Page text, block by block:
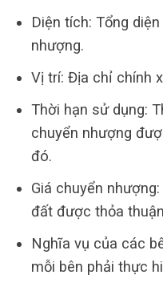
Diện tích: Tổng
nhượng.
Vị trí: Địa chỉ chính
Thời hạn sử dụng:
chuyển nhượng
đó.
Giá chuyển
đất được thỏa
Nghĩa vụ của các
mỗi bên phải thực